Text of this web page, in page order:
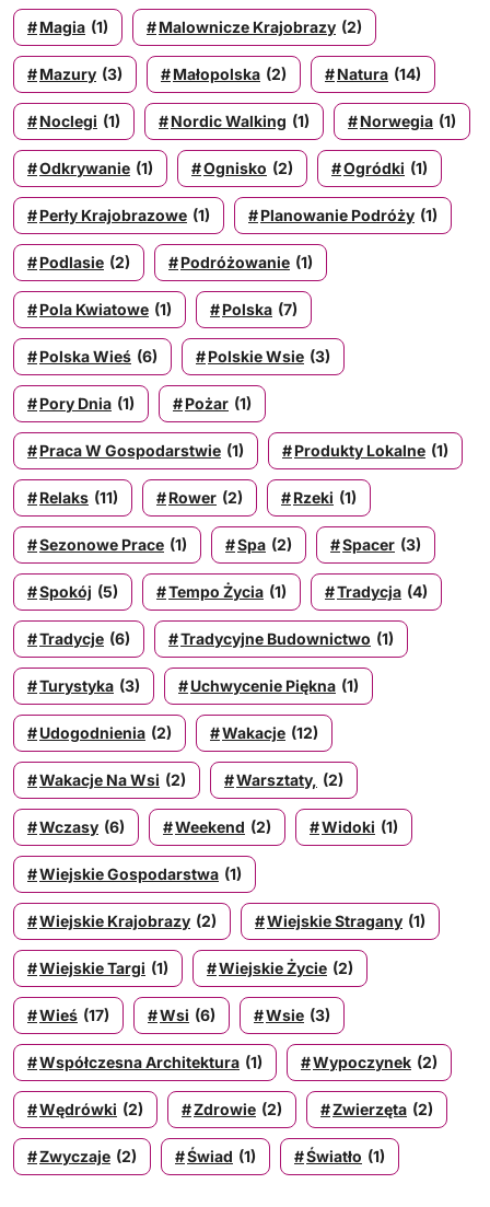
Magia (1) Malownicze Krajobrazy (2)
Mazury (3) Małopolska (2) Natura (14)
Noclegi (1) Nordic Walking (1) Norwegia (1)
Odkrywanie (1) Ognisko (2) Ogródki (1)
Perły Krajobrazowe (1) Planowanie Podróży (1)
Podlasie (2) Podróżowanie (1)
Pola Kwiatowe (1) Polska (7)
Polska Wieś (6) Polskie Wsie (3)
Pory Dnia (1) Pożar (1)
Praca W Gospodarstwie (1) Produkty Lokalne (1)
Relaks (11) Rower (2) Rzeki (1)
Sezonowe Prace (1) Spa (2) Spacer (3)
Spokój (5) Tempo Życia (1) Tradycja (4)
Tradycje (6) Tradycyjne Budownictwo (1)
Turystyka (3) Uchwycenie Piękna (1)
Udogodnienia (2) Wakacje (12)
Wakacje Na Wsi (2) Warsztaty, (2)
Wczasy (6) Weekend (2) Widoki (1)
Wiejskie Gospodarstwa (1)
Wiejskie Krajobrazy (2) Wiejskie Stragany (1)
Wiejskie Targi (1) Wiejskie Życie (2)
Wieś (17) Wsi (6) Wsie (3)
Współczesna Architektura (1) Wypoczynek (2)
Wędrówki (2) Zdrowie (2) Zwierzęta (2)
Zwyczaje (2) Świad (1) Światło (1)